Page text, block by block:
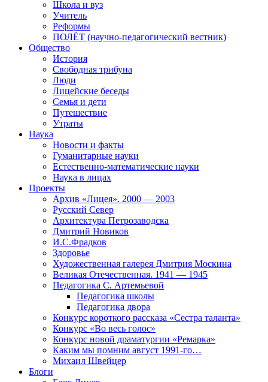
Школа и вуз
Учитель
Реформы
ПОЛЁТ (научно-педагогический вестник)
Общество
История
Свободная трибуна
Люди
Лицейские беседы
Семья и дети
Путешествие
Утраты
Наука
Новости и факты
Гуманитарные науки
Естественно-математические науки
Наука в лицах
Проекты
Архив «Лицея». 2000 — 2003
Русский Север
Архитектура Петрозаводска
Дмитрий Новиков
И.С.Фрадков
Здоровье
Художественная галерея Дмитрия Москина
Великая Отечественная. 1941 — 1945
Педагогика С. Артемьевой
Педагогика школы
Педагогика двора
Конкурс короткого рассказа «Сестра таланта»
Конкурс «Во весь голос»
Конкурс новой драматургии «Ремарка»
Каким мы помним август 1991-го…
Михаил Швейцер
Блоги